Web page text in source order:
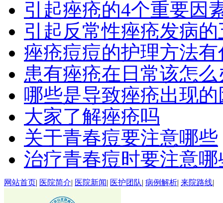
引起痤疮的4个重要因
引起反常性痤疮发病
痤疮痘痘的护理方法
患有痤疮在日常该怎么
哪些是导致痤疮出现的
大家了解痤疮吗
关于青春痘要注意哪些
治疗青春痘时要注意哪
网站首页| 医院简介| 医院新闻| 医护团队| 病例解析| 来院路线|